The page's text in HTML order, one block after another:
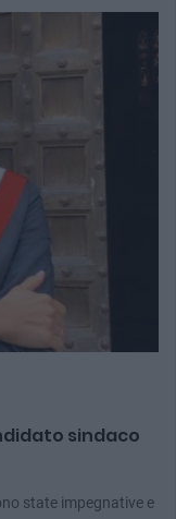
sindaco
state impegnative e